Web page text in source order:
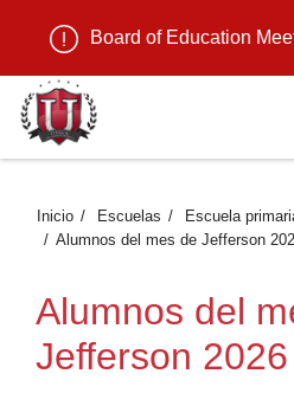
Board of Education Meeting
Inicio Escuelas Escuela
Alumnos del mes de Jefferson
Alumnos del
Jefferson 2026